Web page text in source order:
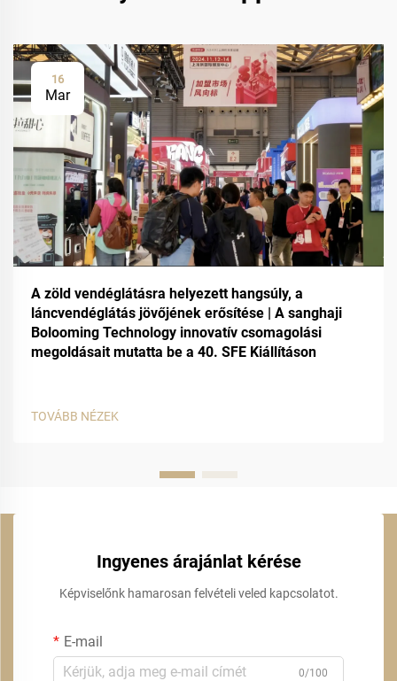
16
Mar
A zöld vendéglátásra helyezett hangsúly, a
láncvendéglátás jövőjének erősítése | A sanghaji
Bolooming Technology innovatív csomagolási
megoldásait mutatta be a 40. SFE Kiállításon
TOVÁBB NÉZEK
Ingyenes árajánlat kérése
Képviselőnk hamarosan felvételi veled kapcsolatot.
E-mail
0/100